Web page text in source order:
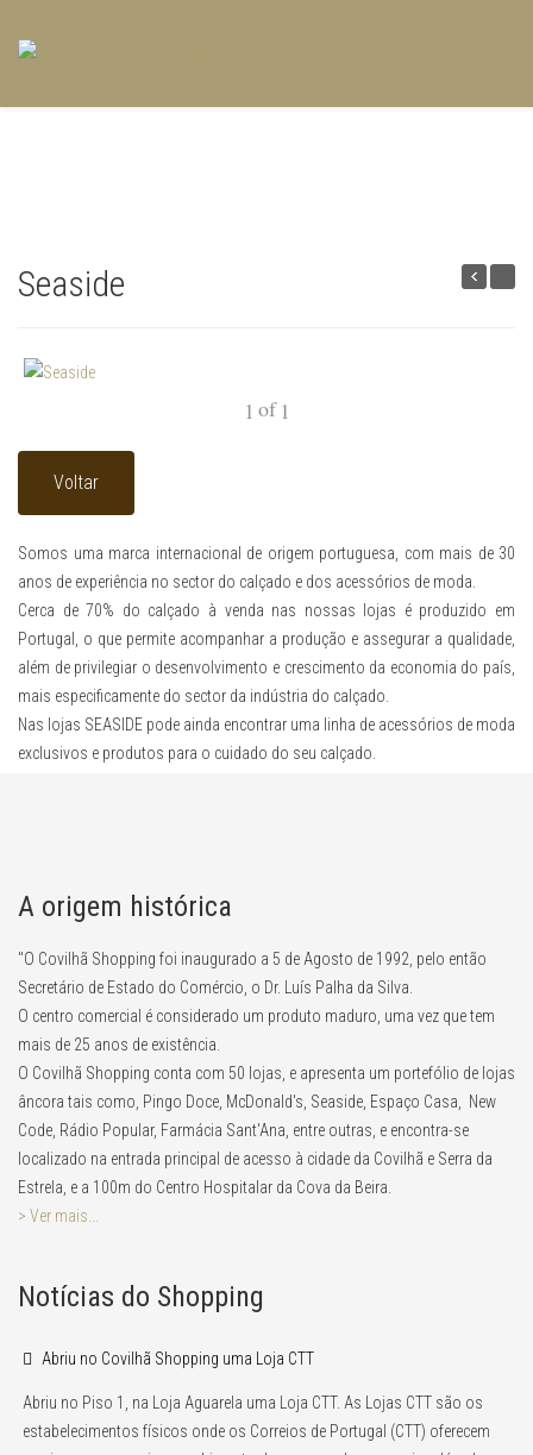
Seaside
1 of 1
Voltar
Somos uma marca internacional de origem portuguesa, com mais de 30
anos de experiência no sector do calçado e dos acessórios de moda.
Cerca de 70% do calçado à venda nas nossas lojas é produzido em
Portugal, o que permite acompanhar a produção e assegurar a qualidade,
além de privilegiar o desenvolvimento e crescimento da economia do país,
mais especificamente do sector da indústria do calçado.
Nas lojas SEASIDE pode ainda encontrar uma linha de acessórios de moda
exclusivos e produtos para o cuidado do seu calçado.
A origem histórica
"O Covilhã Shopping foi inaugurado a 5 de Agosto de 1992, pelo então
Secretário de Estado do Comércio, o Dr. Luís Palha da Silva.
O centro comercial é considerado um produto maduro, uma vez que tem
mais de 25 anos de existência.
O Covilhã Shopping conta com 50 lojas, e apresenta um portefólio de lojas
âncora tais como, Pingo Doce, McDonald's, Seaside, Espaço Casa, New
Code, Rádio Popular, Farmácia Sant'Ana, entre outras, e encontra-se
localizado na entrada principal de acesso à cidade da Covilhã e Serra da
Estrela, e a 100m do Centro Hospitalar da Cova da Beira.
> Ver mais...
Notícias do Shopping
Abriu no Covilhã Shopping uma Loja CTT
Abriu no Piso 1, na Loja Aguarela uma Loja CTT. As Lojas CTT são os
estabelecimentos físicos onde os Correios de Portugal (CTT) oferecem